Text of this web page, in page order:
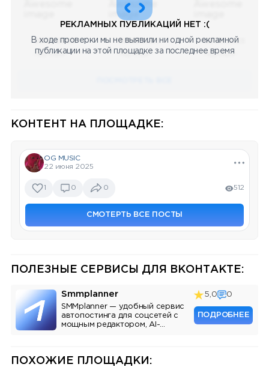
08.05.2023
Научный
08.05.2023
Научный
08.05.2023
Научный
РЕКЛАМНЫХ ПУБЛИКАЦИЙ НЕТ :(
В ходе проверки мы не выявили ни одной рекламной
публикации на этой площадке за последнее время
КОНТЕНТ НА ПЛОЩАДКЕ:
OG MUSIC
22 июня 2025
1 0 0 512
СМОТЕРТЬ ВСЕ ПОСТЫ
ПОЛЕЗНЫЕ СЕРВИСЫ ДЛЯ ВКОНТАКТЕ:
Smmplanner
SMMplanner — удобный сервис
автопостинга для соцсетей с
мощным редактором, AI-
5,0 0
ПОДРОБНЕЕ
ПОХОЖИЕ ПЛОЩАДКИ: